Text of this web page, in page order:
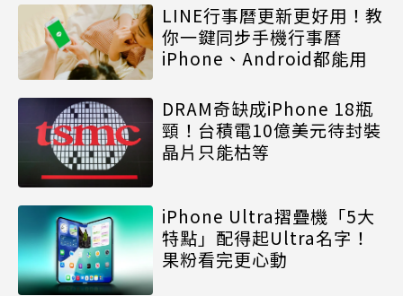
LINE行事曆更新更好用！教
你一鍵同步手機行事曆
iPhone、Android都能用
DRAM奇缺成iPhone 18瓶
頸！台積電10億美元待封裝
晶片只能枯等
iPhone Ultra摺疊機「5大
特點」配得起Ultra名字！
果粉看完更心動